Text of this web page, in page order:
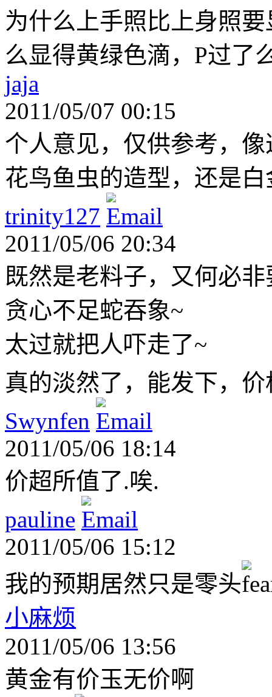
为什么上手照比上身照
么显得黄绿色滴，P过了
jaja
2011/05/07 00:15
个人意见，仅供参考，
花鸟鱼虫的造型，还是
trinity127
2011/05/06 20:34
既然是老料子，又何必
贪心不足蛇吞象~
太过就把人吓走了~
真的淡然了，能发下，
Swynfen
2011/05/06 18:14
价超所值了.唉.
pauline
2011/05/06 15:12
我的预期居然只是零头
小麻烦
2011/05/06 13:56
黄金有价玉无价啊